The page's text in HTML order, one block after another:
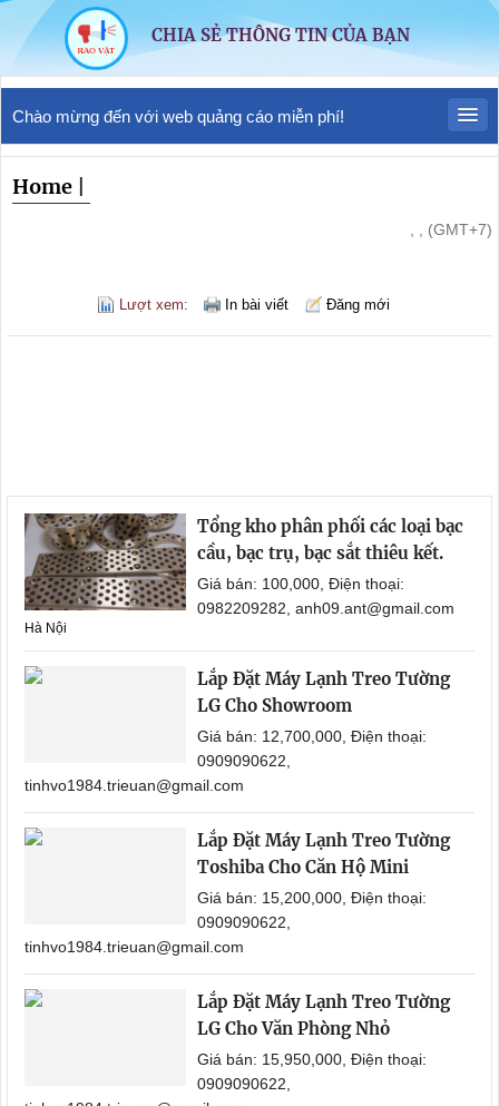
CHIA SẺ THÔNG TIN CỦA BẠN
Chào mừng đến với web quảng cáo miễn phí!
Home
, , (GMT+7)
Lượt xem: In bài viết Đăng mới
Tổng kho phân phối các loại bạc
cầu, bạc trụ, bạc sắt thiêu kết.
Giá bán: 100,000, Điện thoại:
0982209282, anh09.ant@gmail.com
Hà Nội
Lắp Đặt Máy Lạnh Treo Tường
LG Cho Showroom
Giá bán: 12,700,000, Điện thoại:
0909090622,
tinhvo1984.trieuan@gmail.com
Lắp Đặt Máy Lạnh Treo Tường
Toshiba Cho Căn Hộ Mini
Giá bán: 15,200,000, Điện thoại:
0909090622,
tinhvo1984.trieuan@gmail.com
Lắp Đặt Máy Lạnh Treo Tường
LG Cho Văn Phòng Nhỏ
Giá bán: 15,950,000, Điện thoại:
0909090622,